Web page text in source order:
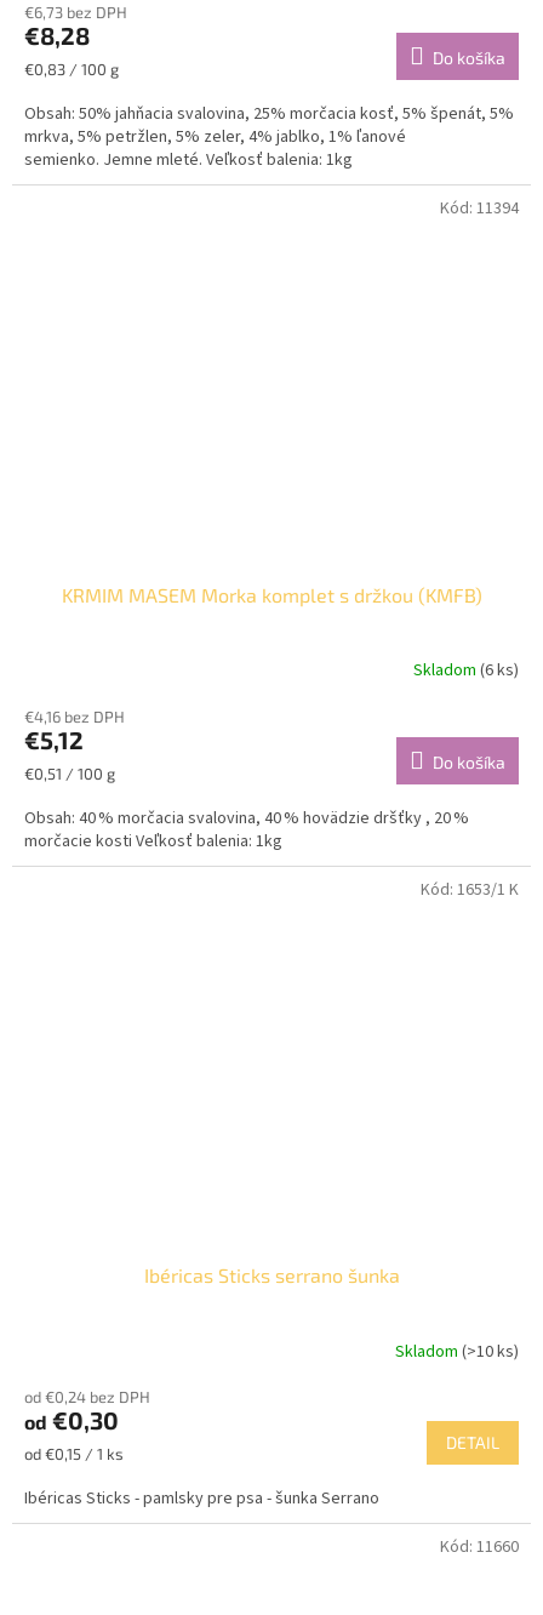
€6,73 bez DPH
€8,28
Jednotková
€0,83 / 100 g
Do košíka
Obsah: 50% jahňacia svalovina, 25% morčacia kosť, 5% špenát, 5%
mrkva, 5% petržlen, 5% zeler, 4% jablko, 1% ľanové
semienko. Jemne mleté. Veľkosť balenia: 1kg
KRMIM MASEM Morka komplet s držkou (KMFB)
Skladom (6 ks)
€4,16 bez DPH
€5,12
Jednotková
€0,51 / 100 g
Do košíka
Obsah: 40 % morčacia svalovina, 40 % hovädzie dršťky , 20 %
morčacie kosti Veľkosť balenia: 1kg
Kód: 11394
Ibéricas Sticks serrano šunka
produktu
je
5,0
5
Skladom(>10 ks)
od €0,24 bez DPH
od €0,30
Jednotková
od €0,15 / 1 ks
DETAIL
Ibéricas Sticks - pamlsky pre psa - šunka Serrano
Kód: 1653/1 K
Kód: 11660